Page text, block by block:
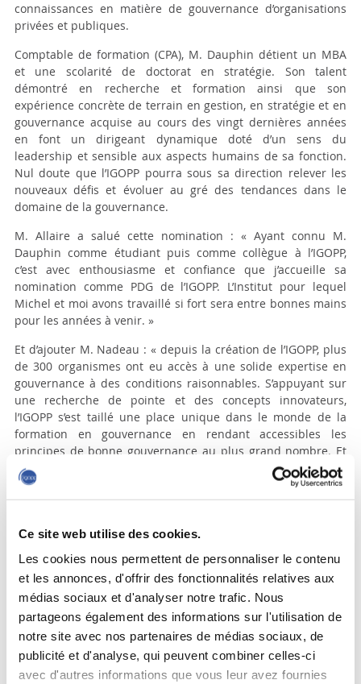
Ce site web utilise des cookies.
Les cookies nous permettent de personnaliser le contenu
et les annonces, d'offrir des fonctionnalités relatives aux
médias sociaux et d'analyser notre trafic. Nous
partageons également des informations sur l'utilisation de
notre site avec nos partenaires de médias sociaux, de
publicité et d'analyse, qui peuvent combiner celles-ci
avec d'autres informations que vous leur avez fournies
connaissances en matière de gouvernance d’organisations
privées et publiques.
Comptable de formation (CPA), M. Dauphin détient un MBA
et une scolarité de doctorat en stratégie. Son talent
démontré en recherche et formation ainsi que son
expérience concrète de terrain en gestion, en stratégie et en
gouvernance acquise au cours des vingt dernières années
en font un dirigeant dynamique doté d’un sens du
leadership et sensible aux aspects humains de sa fonction.
Nul doute que l’IGOPP pourra sous sa direction relever les
nouveaux défis et évoluer au gré des tendances dans le
domaine de la gouvernance.
M. Allaire a salué cette nomination : « Ayant connu M.
Dauphin comme étudiant puis comme collègue à l’IGOPP,
c’est avec enthousiasme et confiance que j’accueille sa
nomination comme PDG de l’IGOPP. L’Institut pour lequel
Michel et moi avons travaillé si fort sera entre bonnes mains
pour les années à venir. »
Et d’ajouter M. Nadeau : « depuis la création de l’IGOPP, plus
de 300 organismes ont eu accès à une solide expertise en
gouvernance à des conditions raisonnables. S’appuyant sur
une recherche de pointe et des concepts innovateurs,
l’IGOPP s’est taillé une place unique dans le monde de la
formation en gouvernance en rendant accessibles les
principes de bonne gouvernance au plus grand nombre. Et
le nouveau PDG partage cet objectif.»
Avant son arrivée à l’IGOPP, M. Dauphin a acquis une solide
financière, de la recherche et de la formation. Depuis trois
gestion immobilière, responsable des finances, de la
comptabilité, de la gestion des ressources humaines de
l’entreprise ainsi que de la supervision et la gouvernance
d’une vingtaine de conseils d’administration de
copropriétaires. Auparavant, il a occupé durant plusieurs
années le poste de directeur, finances et investissements
stratégiques pour un conglomérat familial privé. Dans ce